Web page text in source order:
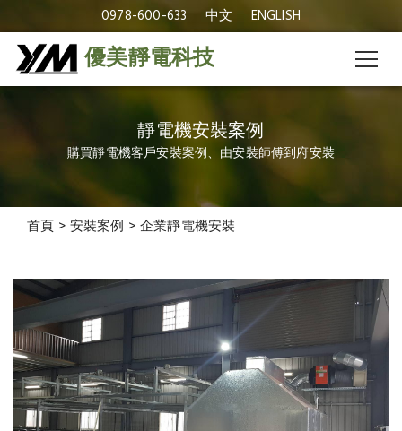
0978-600-633 中文 ENGLISH
優美靜電科技
靜電機安裝案例
購買靜電機客戶安裝案例、由安裝師傅到府安裝
安裝案例
首頁 > 安裝案例 > 企業靜電機安裝